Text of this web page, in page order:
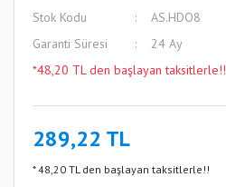
Stok Kodu
AS.HDO8
Garanti Süresi
24 Ay
*48,20 TL den başlayan taksitlerle!!
289,22 TL
* 48,20 TL den başlayan taksitlerle!!